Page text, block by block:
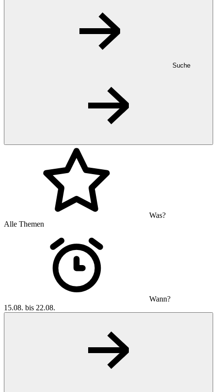
Suche
Was?
Alle Themen
Wann?
15.08. bis 22.08.